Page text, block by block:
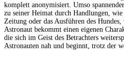
komplett anonymisiert. Umso
zu seiner Heimat durch Handlungen,
Zeitung oder das Ausführen des
Astronaut bekommt einen eigenen
die sich im Geist des Betrachters
Astronauten nah und beginnt, trotz der